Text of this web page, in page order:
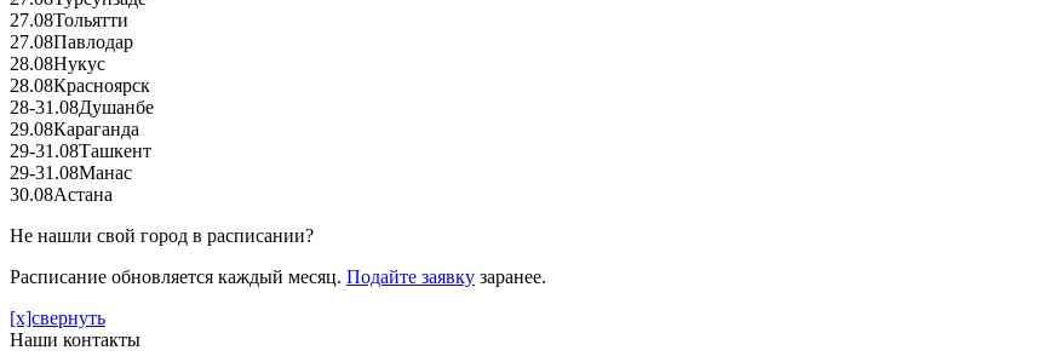
27.08Тольятти
27.08Павлодар
28.08Нукус
28.08Красноярск
28-31.08Душанбе
29.08Караганда
29-31.08Ташкент
29-31.08Манас
30.08Астана
Не нашли свой город в расписании?
Расписание обновляется каждый месяц. Подайте заявку заранее.
[x]свернуть
Наши контакты